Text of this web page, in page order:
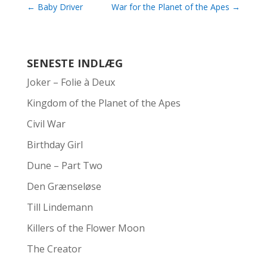
← Baby Driver War for the Planet of the Apes →
SENESTE INDLÆG
Joker – Folie à Deux
Kingdom of the Planet of the Apes
Civil War
Birthday Girl
Dune – Part Two
Den Grænseløse
Till Lindemann
Killers of the Flower Moon
The Creator